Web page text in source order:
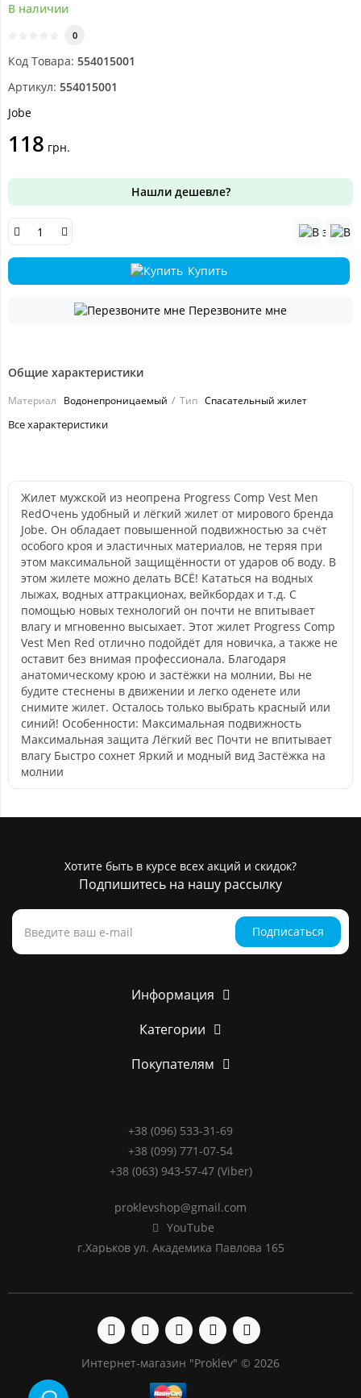
В наличии
0
Код Товара: 554015001
Артикул: 554015001
Jobe
118 грн.
Нашли дешевле?
Купить
Перезвоните мне
Общие характеристики
Материал Водонепроницаемый Тип Спасательный жилет
Все характеристики
Жилет мужской из неопрена ​Progress Comp Vest Men
Red​ Очень удобный и лёгкий жилет от мирового бренда
Jobe. Он обладает повышенной подвижностью за счёт
особого кроя и эластичных материалов, не теряя при
этом максимальной защищённости от ударов об воду. В
этом жилете можно делать ВСЁ! Кататься на водных
лыжах, водных аттракционах, вейкбордах и т.д. С
помощью новых технологий он почти не впитывает
влагу и мгновенно высыхает. Этот жилет Progress Comp
Vest Men Red​​​ отлично подойдёт для новичка, а также не
оставит без внимая профессионала. Благодаря
анатомическому крою и застёжки на молнии, Вы не
будите стеснены в движении и легко оденете или
снимите жилет. Осталось только выбрать красный или
синий! Особенности: Максимальная подвижность
Максимальная защита Лёгкий вес Почти не впитывает
влагу Быстро сохнет Яркий и модный вид Застёжка на
молнии
Хотите быть в курсе всех акций и скидок?
Подпишитесь на нашу рассылку
Подписаться
Информация
Категории
Покупателям
+38 (096) 533-31-69
+38 (099) 771-07-54
+38 (063) 943-57-47 (Viber)
proklevshop@gmail.com
YouTube
г.Харьков ул. Академика Павлова 165
Интернет-магазин "Proklev" © 2026